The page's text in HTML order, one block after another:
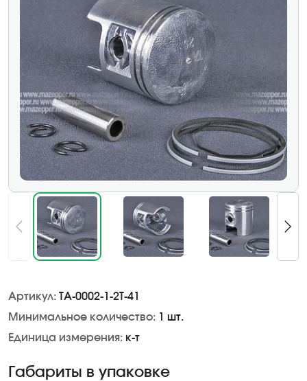
Артикул: TA-0002-1-2Т-41
Минимальное количество: 1 шт.
Единица измерения: к-т
Габариты в упаковке